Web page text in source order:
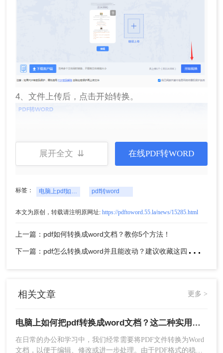
4、文件上传后，点击开始转换。
5、不一会就转换完了，点击下载即可。
这是一款本地客户端转换软件，支持多种格式文件
和PDF转换，当然也支持pdf转jpg、pdf转word等。
展开全文 ⇊ 在线PDF转WORD
标签： 电脑上pdf如何转换成word文档 pdf转word
本文为原创，转载请注明原网址: https://pdftoword.55.la/news/15285.html
上一篇：pdf如何转换成word文档？教你5个方法！
下
一篇：pdf怎么转换成word并且能改动？建议收藏这四种转换方法！
相关文章 更多 >
电脑上如何把pdf转换成word文档？这二种实用方法分享给你！
在日常的办公和学习中，我们经常需要将PDF文件转换为Word
文档，以便于编辑、修改或进一步处理。由于PDF格式的稳定